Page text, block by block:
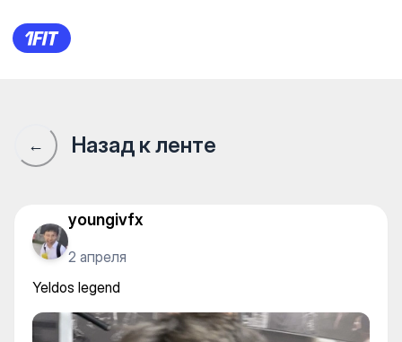
Yeldos legend
← Назад к ленте
youngivfx
2 апреля
Yeldos legend